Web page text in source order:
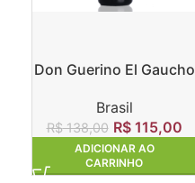
Don Guerino El Gaucho
Brasil
R$138,00 R$115,00
ADICIONAR AO
CARRINHO